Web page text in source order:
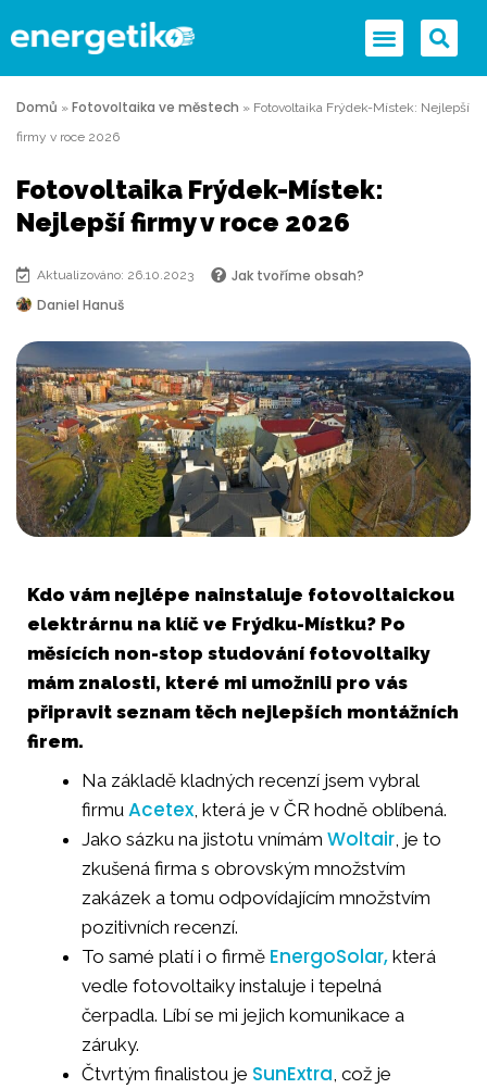
Domů » Fotovoltaika ve městech » Fotovoltaika Frýdek-Místek: Nejlepší
firmy v roce 2026
Fotovoltaika Frýdek-Místek:
Nejlepší firmy v roce 2026
Aktualizováno: 26.10.2023
Jak tvoříme obsah?
Daniel Hanuš
Kdo vám nejlépe nainstaluje fotovoltaickou
elektrárnu na klíč ve Frýdku-Místku? Po
měsících non-stop studování fotovoltaiky
mám znalosti, které mi umožnili pro vás
připravit seznam těch nejlepších montážních
firem.
Na základě kladných recenzí jsem vybral
firmu Acetex, která je v ČR hodně oblíbená.
Jako sázku na jistotu vnímám Woltair, je to
zkušená firma s obrovským množstvím
zakázek a tomu odpovídajícím množstvím
pozitivních recenzí.
To samé platí i o firmě EnergoSolar, která
vedle fotovoltaiky instaluje i tepelná
čerpadla. Líbí se mi jejich komunikace a
záruky.
Čtvrtým finalistou je SunExtra, což je